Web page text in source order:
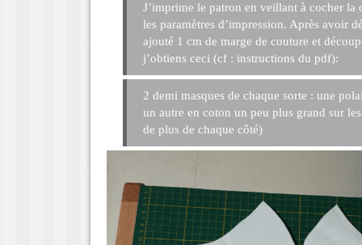
J’imprime le patron en veillant à cocher la
les paramètres d’impression. Après avoir
ajouté 1 cm de marge de couture et
j’obtiens ceci (cf : instructions du pdf):
2 demi masques de chaque sorte : une
un autre en coton un peu plus grand sur
de plus de chaque côté)